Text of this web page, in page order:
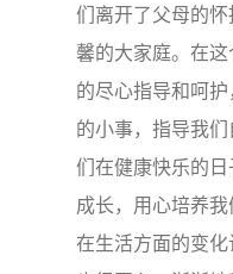
们离开了父母的
馨的大家庭。在
的尽心指导和呵
的小事，指导我
们在健康快乐的
成长，用心培养
在生活方面的变